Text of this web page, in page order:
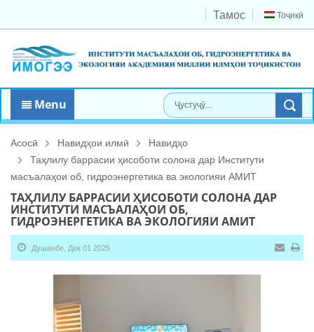
Тоҷикӣ
Тамос
Menu
Асосӣ Навидҳои илмӣ
Навидҳо
Таҳлилу баррасии ҳисоботи солона дар Институти
масъалаҳои об, гидроэнергетика ва экологияи АМИТ
ТАҲЛИЛУ БАРРАСИИ ҲИСОБОТИ СОЛОНА ДАР
ИНСТИТУТИ МАСЪАЛАҲОИ ОБ,
ГИДРОЭНЕРГЕТИКА ВА ЭКОЛОГИЯИ АМИТ
Душанбе, Дек 01 2025